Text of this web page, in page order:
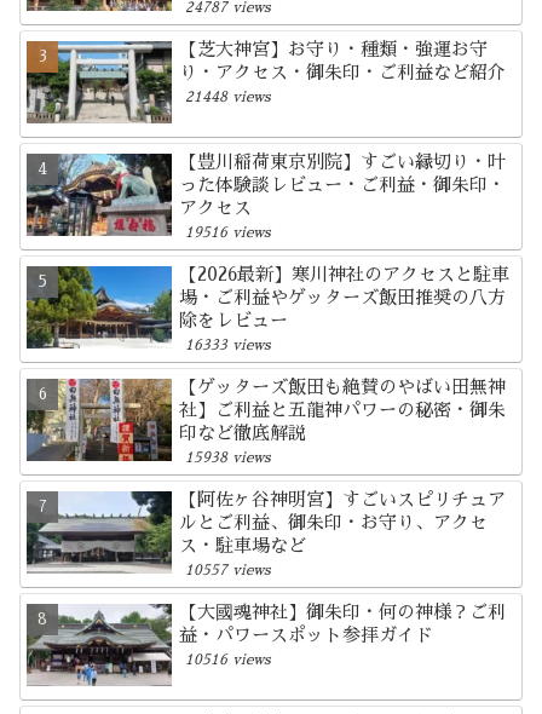
24787 views
【芝大神宮】お守り・種類・強運お守
り・アクセス・御朱印・ご利益など紹介
21448 views
【豊川稲荷東京別院】すごい縁切り・叶
った体験談レビュー・ご利益・御朱印・
アクセス
19516 views
【2026最新】寒川神社のアクセスと駐車
場・ご利益やゲッターズ飯田推奨の八方
除をレビュー
16333 views
【ゲッターズ飯田も絶賛のやばい田無神
社】ご利益と五龍神パワーの秘密・御朱
印など徹底解説
15938 views
【阿佐ヶ谷神明宮】すごいスピリチュア
ルとご利益、御朱印・お守り、アクセ
ス・駐車場など
10557 views
【大國魂神社】御朱印・何の神様？ご利
益・パワースポット参拝ガイド
10516 views